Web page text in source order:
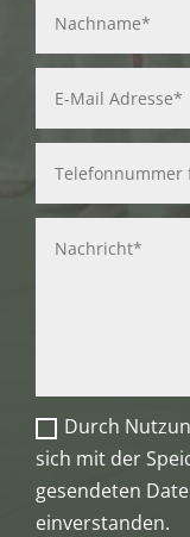
Durch
sich mit der
gesendeten
einverstanden.